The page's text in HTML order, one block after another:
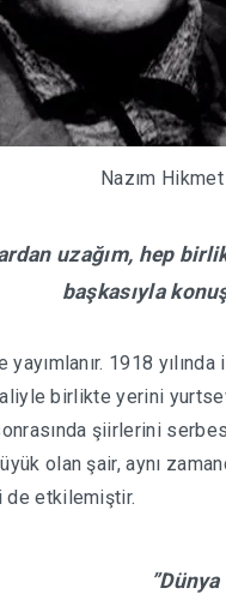
Nazım
uzağım, hep
başkasıyla
1918
birlikte yerini
şiirlerini
olan şair, aynı
de etkilemiştir.